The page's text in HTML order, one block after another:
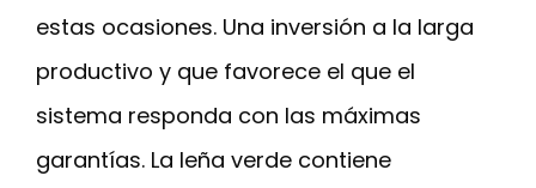
estas ocasiones. Una inversión a la larga
productivo y que favorece el que el
sistema responda con las máximas
garantías. La leña verde contiene